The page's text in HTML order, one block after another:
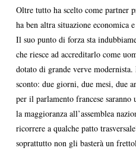
Oltre tutto ha scelto come partner
ha ben altra situazione economica
Il suo punto di forza sta
che riesce ad accreditarlo come
dotato di grande verve
sconto: due giorni, due mesi, due
per il parlamento francese
la maggioranza all’assemblea
ricorrere a qualche patto
soprattutto non gli basterà un